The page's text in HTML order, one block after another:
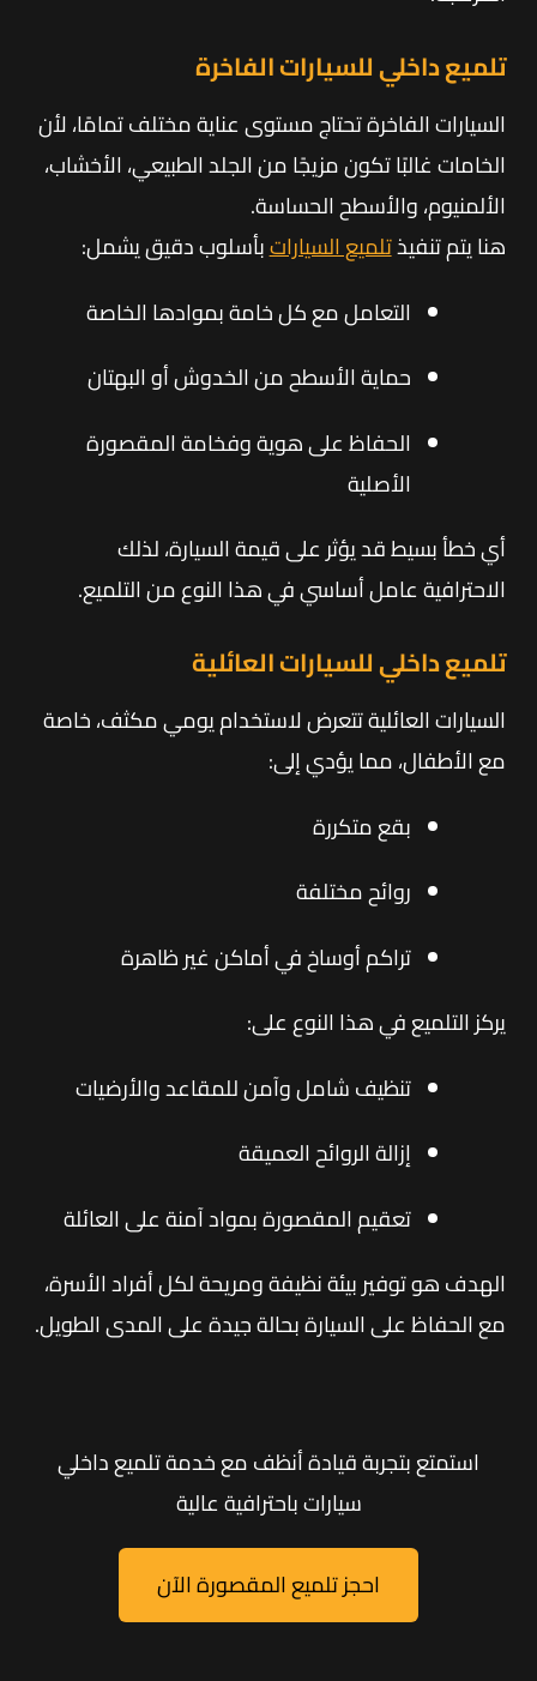
تلميع داخلي للسيارات الفاخرة
السيارات الفاخرة تحتاج مستوى عناية مختلف تمامًا، لأن
الخامات غالبًا تكون مزيجًا من الجلد الطبيعي، الأخشاب،
الألمنيوم، والأسطح الحساسة.
هنا يتم تنفيذتلميع السياراتبأسلوب دقيق يشمل:
التعامل مع كل خامة بموادها الخاصة
حماية الأسطح من الخدوش أو البهتان
الحفاظ على هوية وفخامة المقصورة
الأصلية
أي خطأ بسيط قد يؤثر على قيمة السيارة، لذلك
الاحترافية عامل أساسي في هذا النوع من التلميع.
تلميع داخلي للسيارات العائلية
السيارات العائلية تتعرض لاستخدام يومي مكثف، خاصة
مع الأطفال، مما يؤدي إلى:
بقع متكررة
روائح مختلفة
تراكم أوساخ في أماكن غير ظاهرة
يركز التلميع في هذا النوع على:
تنظيف شامل وآمن للمقاعد والأرضيات
إزالة الروائح العميقة
تعقيم المقصورة بمواد آمنة على العائلة
الهدف هو توفير بيئة نظيفة ومريحة لكل أفراد الأسرة،
مع الحفاظ على السيارة بحالة جيدة على المدى الطويل.
استمتع بتجربة قيادة أنظف مع خدمة تلميع داخلي
سيارات باحترافية عالية
احجز تلميع المقصورة الآن